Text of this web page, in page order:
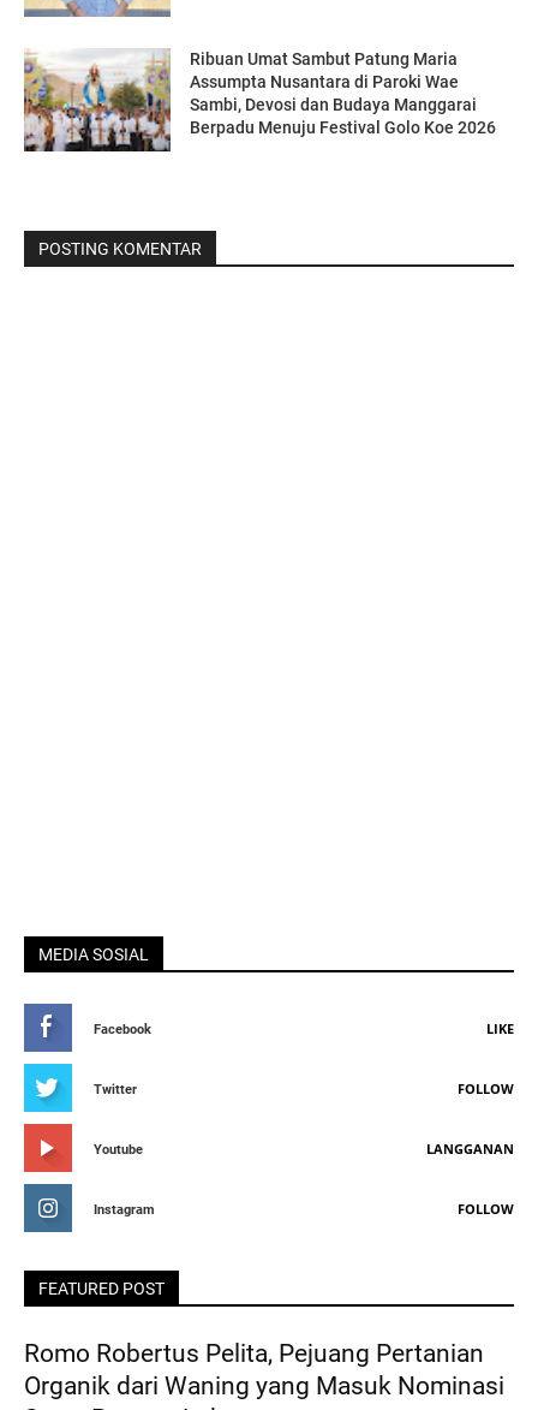
Ribuan Umat Sambut Patung Maria
Assumpta Nusantara di Paroki Wae
Sambi, Devosi dan Budaya Manggarai
Berpadu Menuju Festival Golo Koe 2026
POSTING KOMENTAR
MEDIA SOSIAL
Facebook LIKE
Twitter FOLLOW
Youtube LANGGANAN
Instagram FOLLOW
FEATURED POST
Romo Robertus Pelita, Pejuang Pertanian
Organik dari Waning yang Masuk Nominasi